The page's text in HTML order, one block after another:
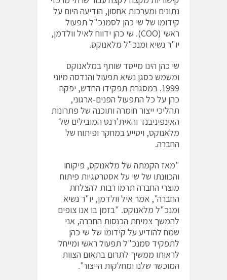
נתונים ומערכות אחסון, הודיעה היום על
קידומו של שי כהן לסמנכ"ל תפעול
ראשי (COO). שי כהן ידווח לאיל וולדמן,
יו"ר נשיא ומנכ"ל מלאנוקס.
שי כהן הינו מייסד שותף במלאנוקס
ומשמש כסגן נשיא תפעול והנדסה מיוני
1999. במסגרת תפקידו החדש, יפקח
כהן על כל התפעול הפנים-ארגוני,
תהליכי ייצור חומרה ותוכנה של פתרונות
האינפיניבנד והאית'רנט המובילים של
מלאנוקס, ויסייע במחקר ופיתוח של
החברה.
"מאז הקמתה של מלאנוקס, פיקוחו
והכוונתו של שי על אסטרטגיות פיתוח
מוצרי החברה תרמו רבות להצלחת
החברה", אמר איל וולדמן, יו"ר נשיא
ומנכ"ל מלאנוקס. "בזמן בו אנו צופים
להמשך צמיחת הכנסות החברה, אני
שמח להודיע על קידומו של שי כהן
לתפקיד סמנכ"ל תפעול ראשי ומייחל
לראותו ממשיך לתרום בתאום הצוות
המוכשר שלנו ומחלקות הייצור".